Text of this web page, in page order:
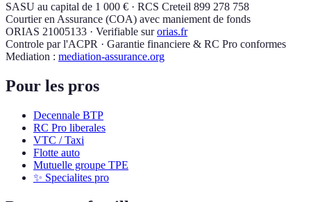
SASU au capital de 1 000 € · RCS Creteil 899 278 758
Courtier en Assurance (COA) avec maniement de fonds
ORIAS 21005133 · Verifiable sur orias.fr
Controle par l'ACPR · Garantie financiere & RC Pro conformes
Mediation : mediation-assurance.org
Pour les pros
Decennale BTP
RC Pro liberales
VTC / Taxi
Flotte auto
Mutuelle groupe TPE
✨ Specialites pro